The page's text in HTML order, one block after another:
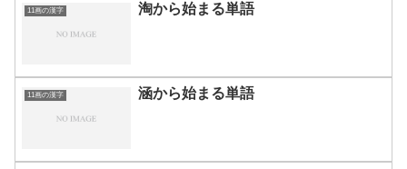
11画の漢字 淘から始まる単語
11画の漢字 涵から始まる単語